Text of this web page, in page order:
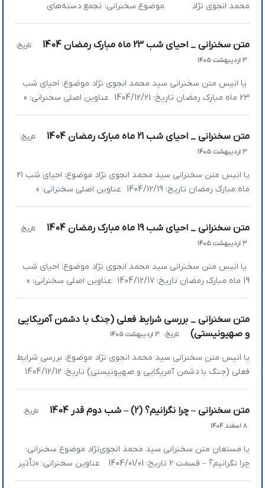
محمد انجوی نژاد موضوع سخنرانی: تجمع دسته‌های
همبستگی ملی/مسجد فضیلت تاریخ: […]
متن سخنرانی _ احیای شب 23 ماه مبارک رمضان 1404
تاریخ:
3 اردیبهشت 1405
یا انیس متن سخنرانی سید محمد انجوی نژاد موضوع: احیای شب
23 ماه مبارک رمضان تاریخ: 1404/12/21 عناوین اصلی سخنرانی: »
چگونه بر پیروزی هایمان مغرور نشویم؟ » امام علی(ع) در هیچ
در خیابان‌ها به پای خودتان ننویسید؛ فقط عنایت […]
متن سخنرانی _ احیای شب 21 ماه مبارک رمضان 1404
تاریخ:
3 اردیبهشت 1405
یا انیس متن سخنرانی سید محمد انجوی نژاد موضوع: احیای شب 21
ماه مبارک رمضان تاریخ: 1404/12/19 عناوین اصلی سخنرانی: »
تصمیم نهایی ادامه یا توقف جنگ به عهده رهبری است » در شرایط
لازمه امنیت کشور است؟ » انقلاب ما به […]
متن سخنرانی _ احیای شب 19 ماه مبارک رمضان 1404
تاریخ:
3 اردیبهشت 1405
یا انیس متن سخنرانی سید محمد انجوی نژاد موضوع: احیای شب
19 ماه مبارک رمضان تاریخ: 1404/12/17 عناوین اصلی سخنرانی: »
ظلمی که در جهان باعث ظهور منجی می‌­شود، ظلم قانونی و نهادینه
کسانی خط شکن هستند؟ ان‌شاءالله که […]متن سخنرانی _ بررسی شرایط فعلی (جنگ با دشمن آمریکایی
و صهیونیستی)
تاریخ: 3 اردیبهشت 1405
یا انیس متن سخنرانی سید محمد انجوی نژاد موضوع: بررسی شرایط
عناوین اصلی سخنرانی: » اقلیتی که بیشتر انگیزه داشته باشد می­‌
جنگ جهانی دوم کسی جرات نکرده بود آمریکا را […]
متن سخنرانی – چرا نگرانیم؟ (2) – شب دوم قدر 1404
تاریخ:
8 اسفند 1404
یا مستعان متن سخنرانی سید محمد انجوی‌نژاد موضوع سخنرانی:
چرا نگرانیم؟ – قسمت 2 تاریخ: 1404/01/01 عناوین سخنرانی: »تأثیر
تلقین در نگرانی »ابزارهای تلقین در جهان امروز چیست؟ »تمام